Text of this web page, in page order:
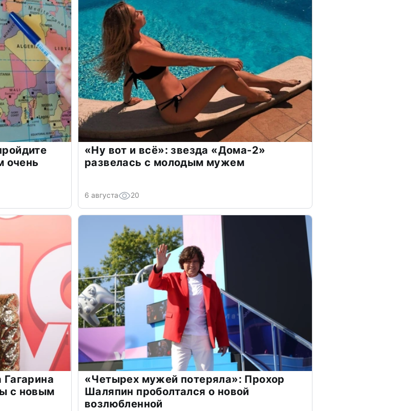
очень
«Ну вот и всё»: звезда «Дома-2»
развелась с молодым мужем
6 августа 20
с новым
«Четырех мужей потеряла»: Прохор
Шаляпин проболтался о новой
возлюбленной